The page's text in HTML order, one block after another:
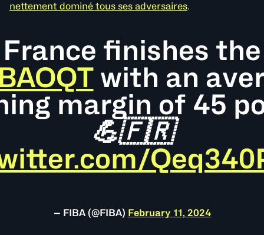
nettement dominé tous ses adversaires.
France finishes the
with an
margin of 45
💪🇫🇷
— FIBA (@FIBA) February 11, 2024